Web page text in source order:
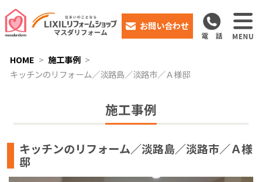
お問い合わせ
HOME
施工事例
キッチンのリフォーム／淡路島／淡路市／Ａ様邸
施工事例
キッチンのリフォーム／淡路島／淡路市／Ａ様
邸